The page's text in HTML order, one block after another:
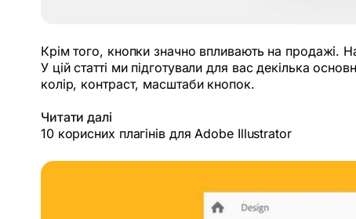
Крім того, кнопки значно впливають на продажі.
У цій статті ми підготували для вас декілька
колір, контраст, масштаби кнопок.
Читати далі
10 корисних плагінів для Adobe Illustrator